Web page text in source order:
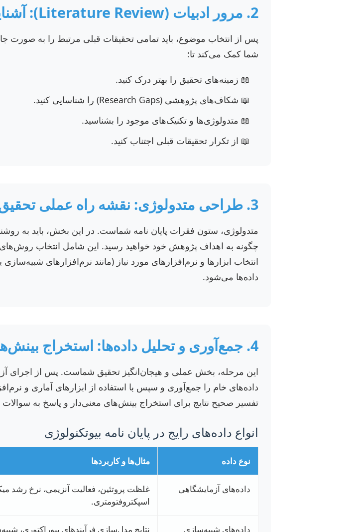
2. مرور ادبیات (Literature Review): آشنایی با پیشتازان علم 📚
پس از انتخاب موضوع، باید تمامی تحقیقات قبلی مرتبط را به صورت
شما کمک می‌کند تا:
زمینه‌های تحقیق را بهتر درک کنید.
شکاف‌های پژوهشی (Research Gaps) را شناسایی کنید.
متدولوژی‌ها و تکنیک‌های موجود را بشناسید.
از تکرار تحقیقات قبلی اجتناب کنید.
3. طراحی متدولوژی: نقشه راه عملی تحقیق 🔬
متدولوژی، ستون فقرات پایان نامه شماست. در این بخش، باید به
چگونه به اهداف پژوهش خود خواهید رسید. این شامل انتخاب
انتخاب ابزارها و نرم‌افزارهای مورد نیاز (مانند نرم‌افزارهای
داده‌ها می‌شود.
4. جمع‌آوری و تحلیل داده‌ها: استخراج بینش‌های پنهان 📊
این مرحله، بخش عملی و هیجان‌انگیز تحقیق شماست. پس از اجرای
داده‌های خام را جمع‌آوری و سپس با استفاده از ابزارهای آماری و
تفسیر صحیح نتایج برای استخراج بینش‌های معنی‌دار و پاسخ به
انواع داده‌های رایج در پایان نامه بیوتکنولوژی
نوع داده مثال‌ها و کاربردها
داده‌های آزمایشگاهی
غلظت پروتئین، فعالیت آنزیمی، نرخ رشد
اسپکتروفتومتری.
داده‌های شبیه‌سازی نتایج مدل‌سازی فرآیندهای بیوراکتوری،